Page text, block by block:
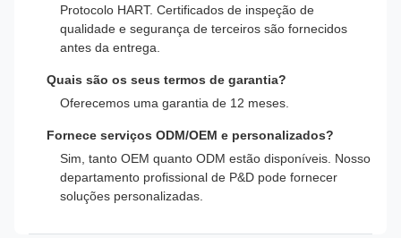
Protocolo HART. Certificados de inspeção de
qualidade e segurança de terceiros são fornecidos
antes da entrega.
Quais são os seus termos de garantia?
Oferecemos uma garantia de 12 meses.
Fornece serviços ODM/OEM e personalizados?
Sim, tanto OEM quanto ODM estão disponíveis. Nosso
departamento profissional de P&D pode fornecer
soluções personalizadas.